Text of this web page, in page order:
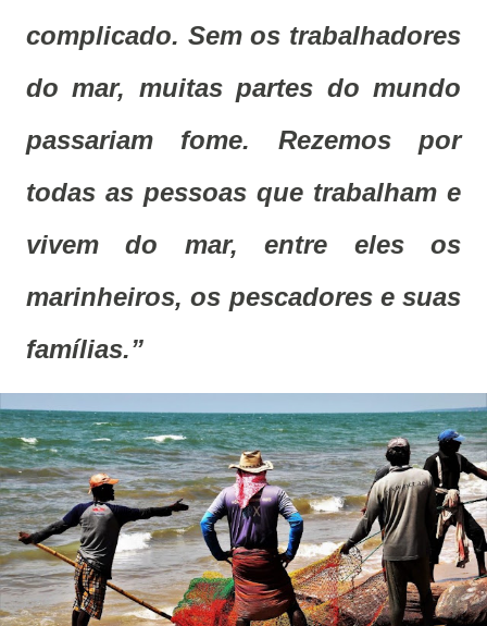
complicado. Sem os trabalhadores
do mar, muitas partes do mundo
passariam fome. Rezemos por
todas as pessoas que trabalham e
vivem do mar, entre eles os
marinheiros, os pescadores e suas
famílias.”